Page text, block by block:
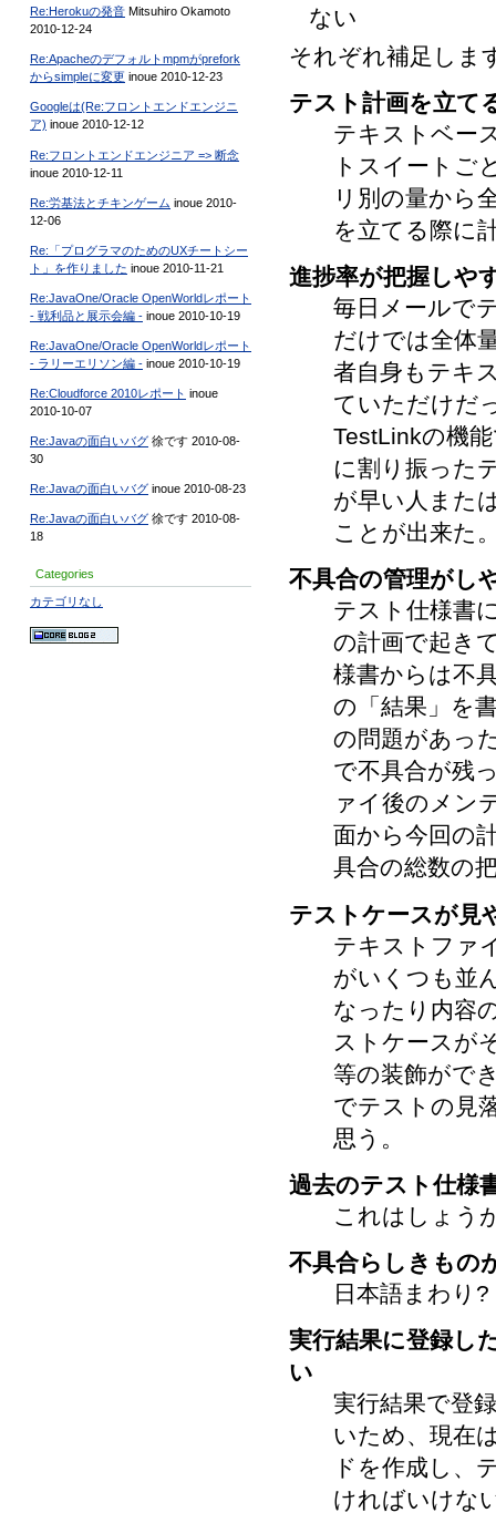
Re:Herokuの発音 Mitsuhiro Okamoto
2010-12-24
Re:Apacheのデフォルトmpmがprefork
からsimpleに変更 inoue 2010-12-23
Googleは(Re:フロントエンドエンジニ
ア) inoue 2010-12-12
Re:フロントエンドエンジニア => 断念
inoue 2010-12-11
Re:労基法とチキンゲーム inoue 2010-
12-06
Re:「プログラマのためのUXチートシー
ト」を作りました inoue 2010-11-21
Re:JavaOne/Oracle OpenWorldレポート
- 戦利品と展示会編 - inoue 2010-10-19
Re:JavaOne/Oracle OpenWorldレポート
- ラリーエリソン編 - inoue 2010-10-19
Re:Cloudforce 2010レポート inoue
2010-10-07
Re:Javaの面白いバグ 徐です 2010-08-
30
Re:Javaの面白いバグ inoue 2010-08-23
Re:Javaの面白いバグ 徐です 2010-08-
18
Categories
カテゴリなし
ない
それぞれ補足しま
テスト計画を立て
テキストベー
トスイートご
リ別の量から
を立てる際に
進捗率が把握しや
毎日メールで
だけでは全体
者自身もテキ
ていただけだ
TestLinkの機
に割り振った
が早い人また
ことが出来た
不具合の管理がし
テスト仕様書
の計画で起き
様書からは不
の「結果」を
の問題があっ
で不具合が残
ァイ後のメン
面から今回の
具合の総数の
テストケースが見
テキストファ
がいくつも並
なったり内容
ストケースが
等の装飾がで
でテストの見
思う。
過去のテスト仕様
これはしょう
不具合らしきもの
日本語まわり?
実行結果に登録し
い
実行結果で登
いため、現在
ドを作成し、
ければいけな